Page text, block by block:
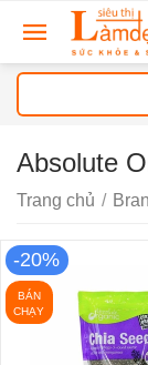
Absolute
Trang chủ /
-20%
BÁN
CHẠY